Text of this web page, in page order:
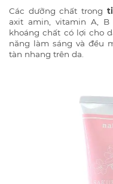
Các dưỡng chất trong
axit amin, vitamin A, B
khoáng chất có lợi cho
năng làm sáng và đều
tàn nhang trên da.